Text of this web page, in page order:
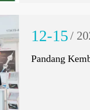
12-15/
Pandang